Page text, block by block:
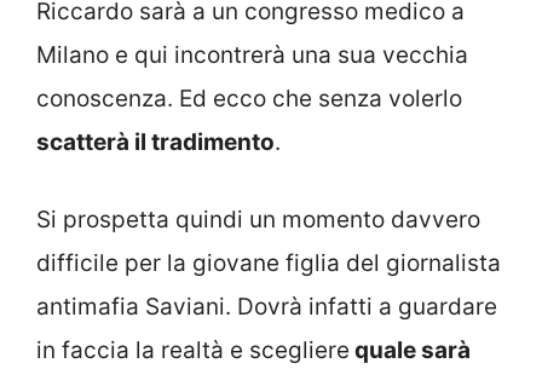
Riccardo sarà a un congresso medico a
Milano e qui incontrerà una sua vecchia
conoscenza. Ed ecco che senza volerlo
scatterà il tradimento.
Si prospetta quindi un momento davvero
difficile per la giovane figlia del giornalista
antimafia Saviani. Dovrà infatti a guardare
in faccia la realtà e scegliere quale sarà